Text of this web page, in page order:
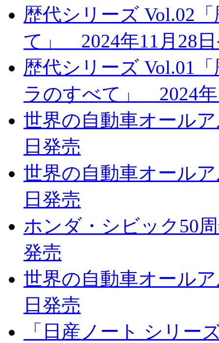
歴代シリーズ Vol.02
て」 2024年11月28
歴代シリーズ Vol.01
ラのすべて」 2024年
世界の自動車オール
日発売
世界の自動車オール
日発売
ホンダ・シビック50
発売
世界の自動車オール
日発売
「日産ノート シリ